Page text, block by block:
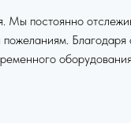
Мы постоянно